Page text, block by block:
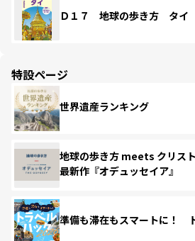
Ｄ１７ 地球の歩き方 タイ
特設ページ
世界遺産ランキング
地球の歩き方 meets クリス
最新作『オデュッセイア』
準備も滞在もスマートに！